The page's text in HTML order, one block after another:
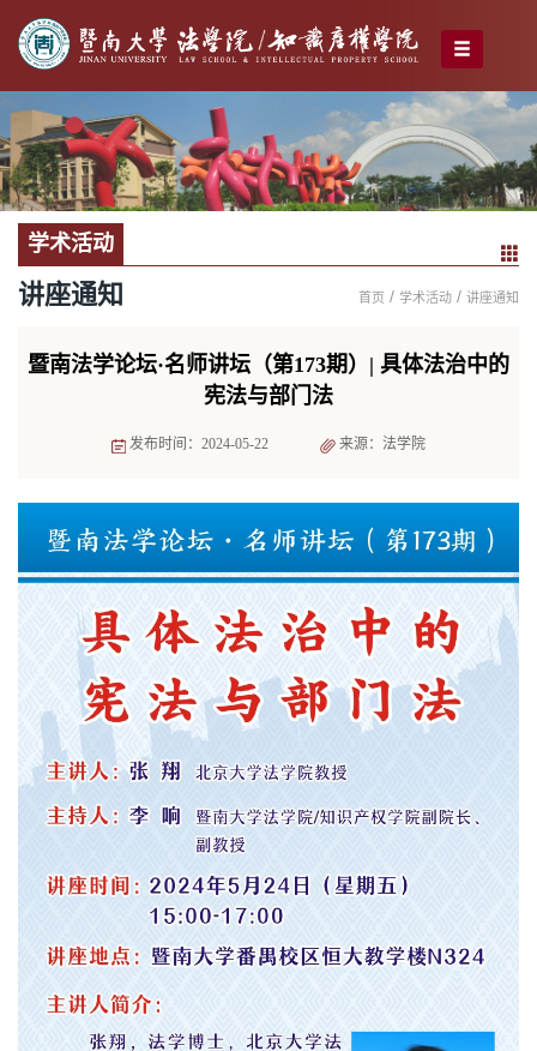
学术活动
讲座通知 首页 / 学术活动 / 讲座通知
暨南法学论坛·名师讲坛（第173期）| 具体法治中的
宪法与部门法
发布时间：2024-05-22 来源：法学院